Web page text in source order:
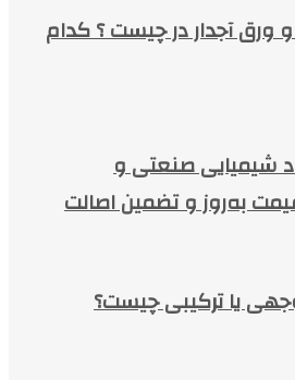
ورق آجدار در چیست ؟ کدام
شیمیایی صنعتی و
به‌روز و تضمین اصالت
یا ترکیبی چیست؟